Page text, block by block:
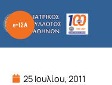
στο
περιεχόμενο
25 Ιουλίου, 2011